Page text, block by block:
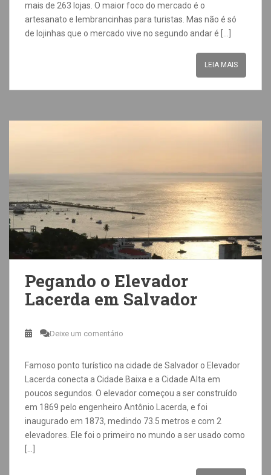
mais de 263 lojas. O maior foco do mercado é o
artesanato e lembrancinhas para turistas. Mas não é só
de lojinhas que o mercado vive no segundo andar é […]
LEIA MAIS
Pegando o Elevador
Lacerda em Salvador
Deixe um comentário
Famoso ponto turístico na cidade de Salvador o Elevador
Lacerda conecta a Cidade Baixa e a Cidade Alta em
poucos segundos. O elevador começou a ser construído
em 1869 pelo engenheiro Antônio Lacerda, e foi
inaugurado em 1873, medindo 73.5 metros e com 2
elevadores. Ele foi o primeiro no mundo a ser usado como
[…]